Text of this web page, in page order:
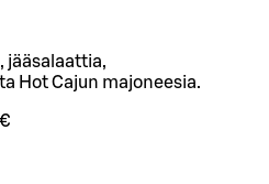
jääsalaattia,
Hot Cajun majoneesia.